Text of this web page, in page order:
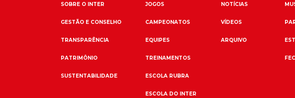
SOBRE O INTER
GESTÃO E CONSELHO
TRANSPARÊNCIA
PATRIMÔNIO
SUSTENTABILIDADE
JOGOS
CAMPEONATOS
EQUIPES
TREINAMENTOS
ESCOLA RUBRA
ESCOLA DO INTER
NOTÍCIAS
VÍDEOS
ARQUIVO
FECI